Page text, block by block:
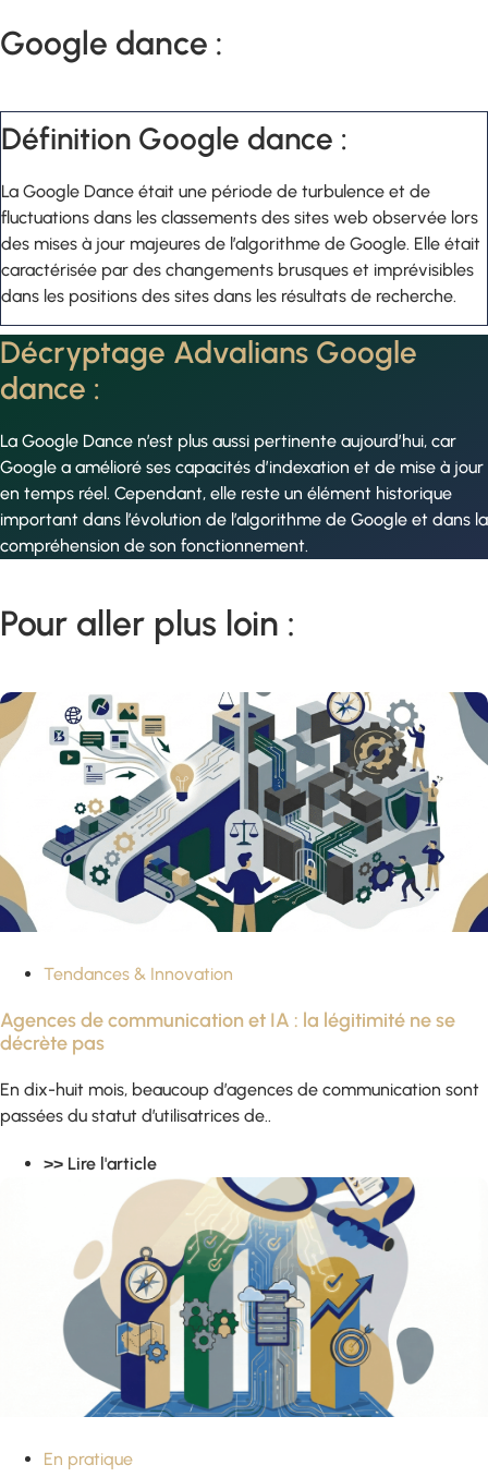
Google dance :
Définition Google dance :
La Google Dance était une période de turbulence et de
fluctuations dans les classements des sites web observée lors
des mises à jour majeures de l’algorithme de Google. Elle était
caractérisée par des changements brusques et imprévisibles
dans les positions des sites dans les résultats de recherche.
Décryptage Advalians Google
dance :
La Google Dance n’est plus aussi pertinente aujourd’hui, car
Google a amélioré ses capacités d’indexation et de mise à jour
en temps réel. Cependant, elle reste un élément historique
important dans l’évolution de l’algorithme de Google et dans la
compréhension de son fonctionnement.
Pour aller plus loin :
Tendances & Innovation
Agences de communication et IA : la légitimité ne se
décrète pas
En dix-huit mois, beaucoup d’agences de communication sont
passées du statut d’utilisatrices de..
>> Lire l'article
En pratique